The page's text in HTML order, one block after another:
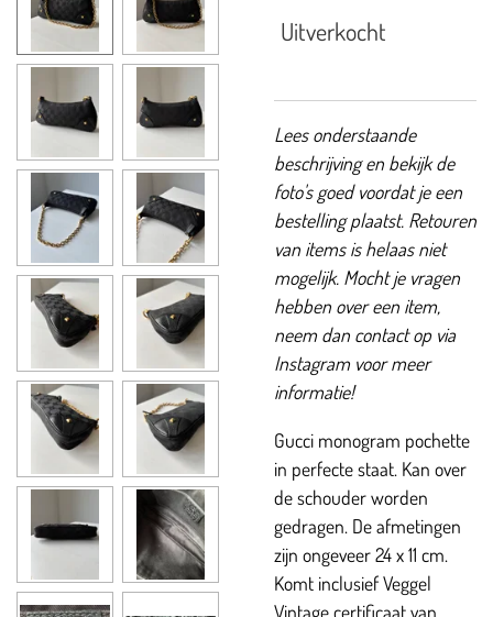
Uitverkocht
Lees onderstaande
beschrijving en bekijk de
foto's goed voordat je een
bestelling plaatst. Retouren
van items is helaas niet
mogelijk. Mocht je vragen
hebben over een item,
neem dan contact op via
Instagram voor meer
informatie!
Gucci monogram pochette
in perfecte staat. Kan over
de schouder worden
gedragen. De afmetingen
zijn ongeveer 24 x 11 cm.
Komt inclusief Veggel
Vintage certificaat van